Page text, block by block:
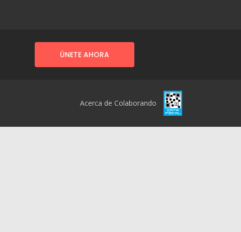
ÚNETE AHORA
Acerca de Colaborando